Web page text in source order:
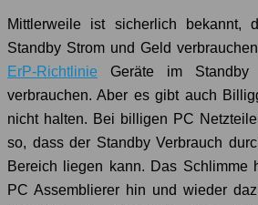
Mittlerweile ist sicherlich bekannt,
Standby Strom und Geld
ErP-Richtlinie Geräte im
verbrauchen. Aber es gibt auch
nicht halten. Bei billigen PC
so, dass der Standby Verbrauch
Bereich liegen kann. Das Schlimme
PC Assemblierer hin und wieder